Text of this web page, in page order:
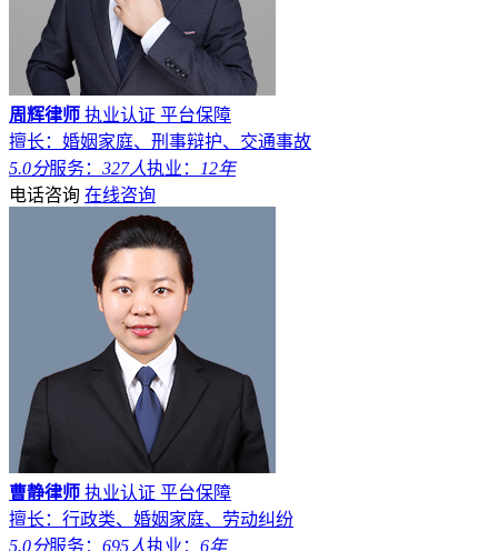
周辉律师 执业认证 平台保障
擅长：婚姻家庭、刑事辩护、交通事故
5.0分服务： 327人执业：
12年
电话咨询 在线咨询
曹静律师 执业认证 平台保障
擅长：行政类、婚姻家庭、劳动纠纷
5.0分服务： 695人执业： 6年